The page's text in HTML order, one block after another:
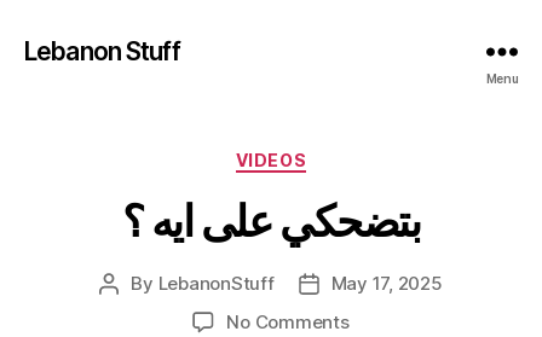
Lebanon Stuff
Menu
Categories
VIDEOS
بتضحكي على ايه ؟
Post
By LebanonStuff
PostMay 17, 2025
No Commentson